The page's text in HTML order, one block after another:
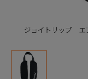
ジョイトリップ